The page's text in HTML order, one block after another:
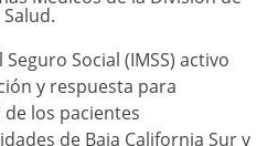
Social (IMSS) activo
y respuesta para
los pacientes
de Baja California Sur y